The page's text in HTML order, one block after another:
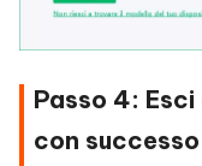
Passo 4:
con successo